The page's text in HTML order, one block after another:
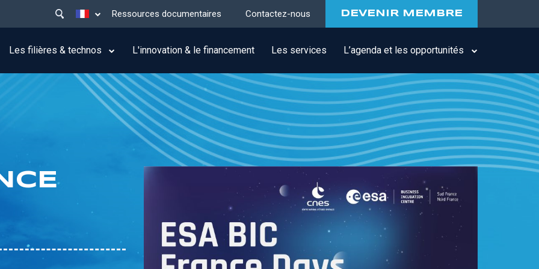
Lister les actions supplémentaires
menu
top
Ressources documentaires Contactez-nous DEVENIR MEMBRE
Les filières & technos L'innovation & le financement Les services L’agenda et les opportunités